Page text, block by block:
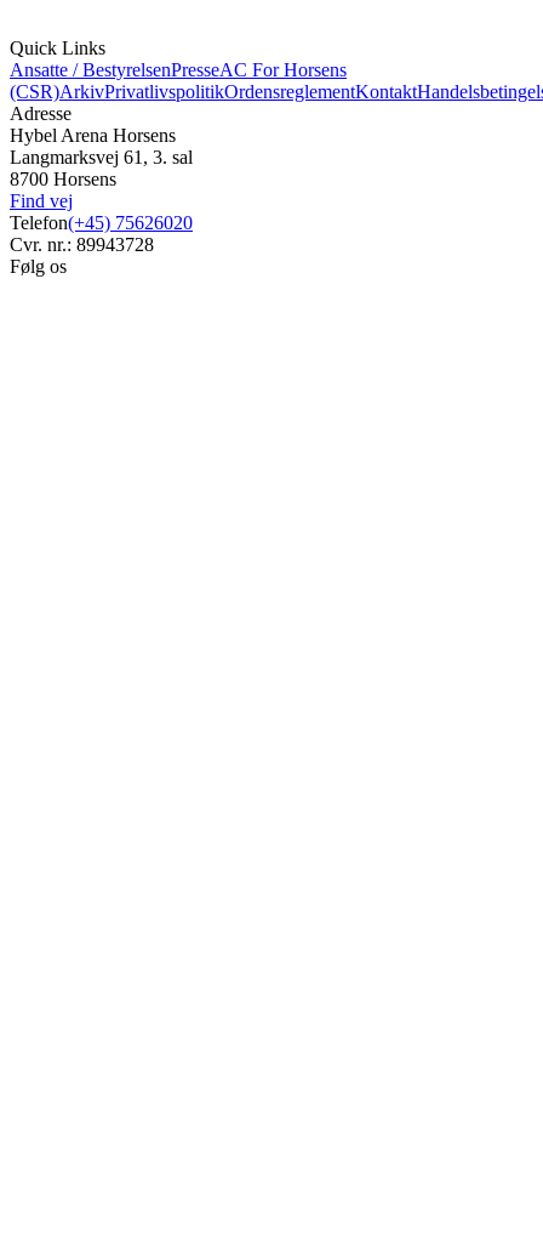
Quick Links
Ansatte / BestyrelsenPresseAC For Horsens
(CSR)ArkivPrivatlivspolitikOrdensreglementKontakt
Adresse
Hybel Arena Horsens
Langmarksvej 61, 3. sal
8700 Horsens
Find vej
Telefon(+45) 75626020
Cvr. nr.: 89943728
Følg os